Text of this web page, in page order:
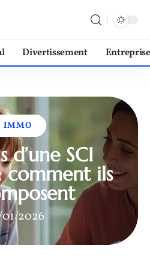
Divertissement Entreprise
IMMO
d’une SCI
comment ils
2026